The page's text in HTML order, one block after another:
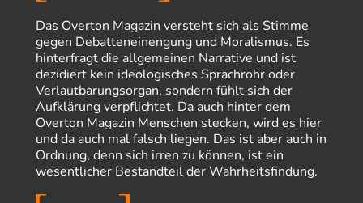
Helmut Schelsky – Der Mann, der den Marxismus überlebte
> Eine schwammige Kritik, die nicht an der Theorie nachweist, dass die
fehlerhaft oder unvollständig…
Conradvor 10 Stunden zu:
Entkernen, Umfunktionieren und (feindlich) Übernehmen
Die NATO-Manöver gibt es noch. Mehr, als, zuvor, größere, nur eben jetzt
ein paar tausend…
Torsten
vor 21 Stunden zu:
Urteil des Bundesverwaltungsgerichts zur ewigen
Geheimhaltung
Der Deep-State braucht Feinde wie ein Fisch das Wasser. Und nichts
Das Overton Magazin versteht sich als Stimme
gegen Debatteneinengung und Moralismus. Es
hinterfragt die allgemeinen Narrative und ist
dezidiert kein ideologisches Sprachrohr oder
Verlautbarungsorgan, sondern fühlt sich der
Aufklärung verpflichtet. Da auch hinter dem
Overton Magazin Menschen stecken, wird es hier
und da auch mal falsch liegen. Das ist aber auch in
Ordnung, denn sich irren zu können, ist ein
wesentlicher Bestandteil der Wahrheitsfindung.